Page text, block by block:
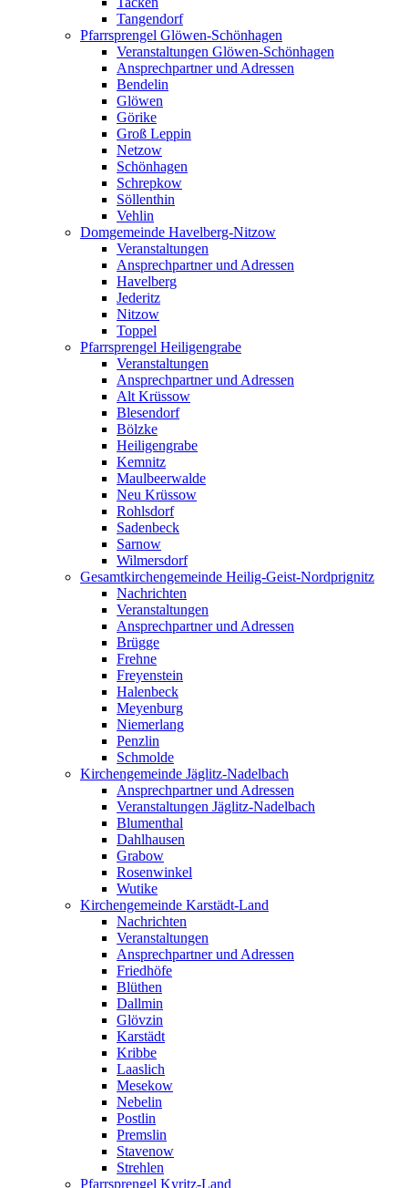
Tangendorf
Pfarrsprengel Glöwen-Schönhagen
Veranstaltungen Glöwen-Schönhagen
Ansprechpartner und Adressen
Bendelin
Glöwen
Görike
Groß Leppin
Netzow
Schönhagen
Schrepkow
Söllenthin
Vehlin
Domgemeinde Havelberg-Nitzow
Veranstaltungen
Ansprechpartner und Adressen
Havelberg
Jederitz
Nitzow
Toppel
Pfarrsprengel Heiligengrabe
Veranstaltungen
Ansprechpartner und Adressen
Alt Krüssow
Blesendorf
Bölzke
Heiligengrabe
Kemnitz
Maulbeerwalde
Neu Krüssow
Rohlsdorf
Sadenbeck
Sarnow
Wilmersdorf
Gesamtkirchengemeinde Heilig-Geist-Nordprignitz
Nachrichten
Veranstaltungen
Ansprechpartner und Adressen
Brügge
Frehne
Freyenstein
Halenbeck
Meyenburg
Niemerlang
Penzlin
Schmolde
Kirchengemeinde Jäglitz-Nadelbach
Ansprechpartner und Adressen
Veranstaltungen Jäglitz-Nadelbach
Blumenthal
Dahlhausen
Grabow
Rosenwinkel
Wutike
Kirchengemeinde Karstädt-Land
Nachrichten
Veranstaltungen
Ansprechpartner und Adressen
Friedhöfe
Blüthen
Dallmin
Glövzin
Karstädt
Kribbe
Laaslich
Mesekow
Nebelin
Postlin
Premslin
Stavenow
Strehlen
Pfarrsprengel Kyritz-Land